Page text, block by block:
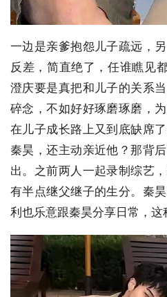
一边是亲爹抱怨儿子疏远，
反差，简直绝了，任谁瞧见
澄庆要是真把和儿子的关系
碎念，不如好好琢磨琢磨，
在儿子成长路上又到底缺席
秦昊，还主动亲近他？那背
出。之前两人一起录制综艺
有半点继父继子的生分。秦
利也乐意跟秦昊分享日常，这